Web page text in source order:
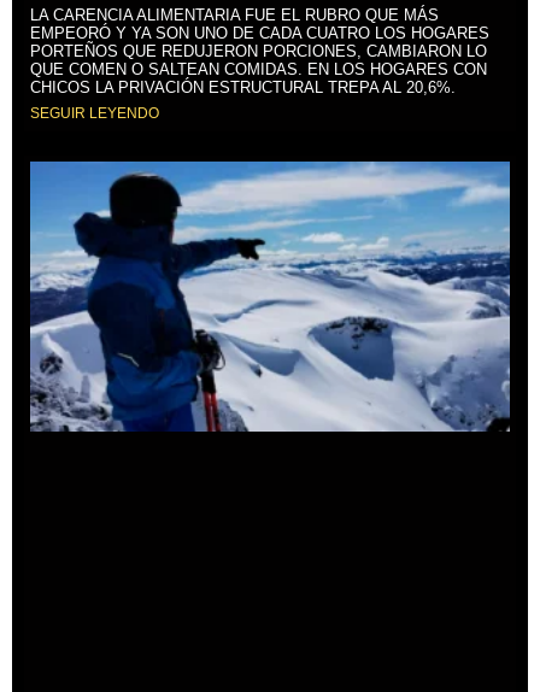
LA CARENCIA ALIMENTARIA FUE EL RUBRO QUE MÁS
EMPEORÓ Y YA SON UNO DE CADA CUATRO LOS HOGARES
PORTEÑOS QUE REDUJERON PORCIONES, CAMBIARON LO
QUE COMEN O SALTEAN COMIDAS. EN LOS HOGARES CON
CHICOS LA PRIVACIÓN ESTRUCTURAL TREPA AL 20,6%.
SEGUIR LEYENDO